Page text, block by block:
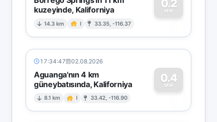
kuzeyinde, Kaliforniya
14.3 km I 33.35, -116.37
0.2
MW
0
17:34:47 02.08.2026
Aguanga'nın 4 km
güneybatısında, Kaliforniya
8.1 km I 33.42, -116.90
0.4
MW
0